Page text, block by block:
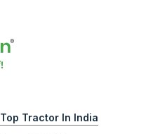
Top Tractor In India